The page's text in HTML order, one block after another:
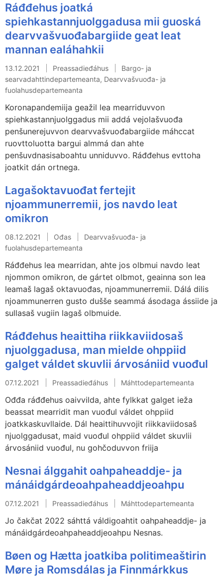
Ráđđehus joatká
spiehkastannjuolggadusa mii guoská
dearvvašvuođabargiide geat leat
mannan ealáhahkii
13.12.2021 Preassadieđáhus
Bargo- ja
searvadahttindepartemeanta, Dearvvašvuođa- ja
fuolahusdepartemeanta
Koronapandemiija geažil lea mearriduvvon
spiehkastannjuolggadus mii addá vejolašvuođa
penšunerejuvvon dearvvašvuođabargiide máhccat
ruovttoluotta bargui almmá dan ahte
penšuvdnasisaboahtu unniduvvo. Ráđđehus evttoha
joatkit dán ortnega.
Lagašoktavuođat fertejit
njoammunerremii, jos navdo leat
omikron
08.12.2021 Ođas
Dearvvašvuođa- ja
fuolahusdepartemeanta
Ráđđehus lea mearridan, ahte jos olbmui navdo leat
njommon omikron, de gártet olbmot, geainna son lea
leamaš lagaš oktavuođas, njoammunerremii. Dálá dilis
njoammunerren gusto dušše seammá ásodaga ássiide ja
sullasaš vugiin lagaš olbmuide.
Ráđđehus heaittiha riikkaviidosaš
njuolggadusa, man mielde ohppiid
galget váldet skuvlii árvosániid vuođul
07.12.2021 Preassadieđáhus Máhttodepartemeanta
Ođđa ráđđehus oaivvilda, ahte fylkkat galget ieža
beassat mearridit man vuođul váldet ohppiid
joatkkaskuvllaide. Dál heaittihuvvojit riikkaviidosaš
njuolggadusat, maid vuođul ohppiid váldet skuvlii
árvosániid vuođul, nu gohčoduvvon friija
Nesnai álggahit oahpaheaddje- ja
mánáidgárdeoahpaheaddjeoahpu
07.12.2021 Preassadieđáhus Máhttodepartemeanta
Jo čakčat 2022 sáhttá váldigoahtit oahpaheaddje- ja
mánáidgárdeoahpaheaddjeoahpu Nesnas.
Bøen og Hætta joatkiba politimeaštirin
Møre ja Romsdálas ja Finnmárkkus